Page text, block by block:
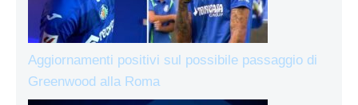
Aggiornamenti positivi sul possibile passaggio di
Greenwood alla Roma